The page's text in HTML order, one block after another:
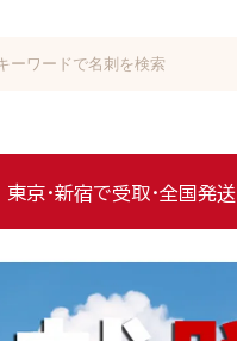
京・新宿で受取・全国発送